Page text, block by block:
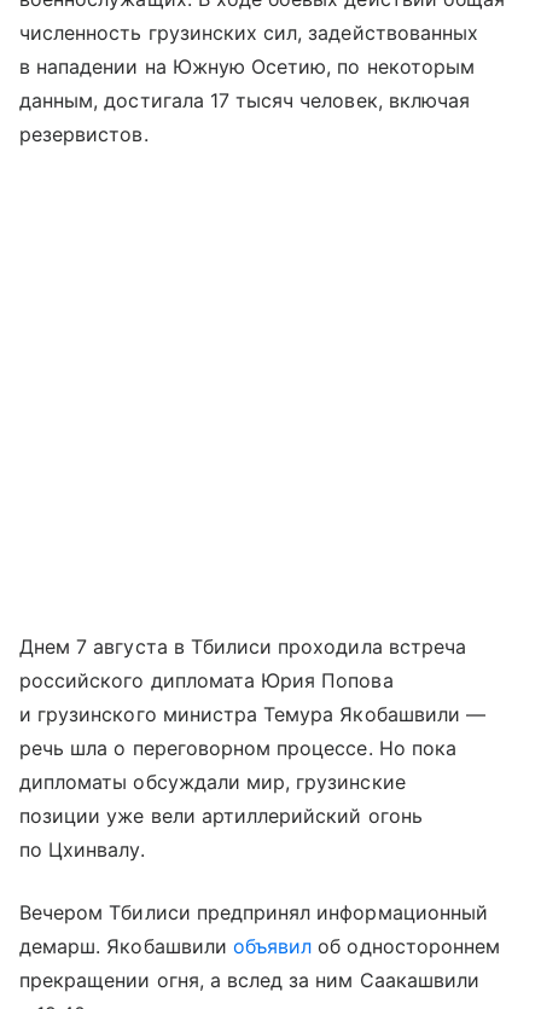
численность грузинских сил, задействованных
в нападении на Южную Осетию, по некоторым
данным, достигала 17 тысяч человек, включая
резервистов.
Днем 7 августа в Тбилиси проходила встреча
российского дипломата Юрия Попова
и грузинского министра Темура Якобашвили —
речь шла о переговорном процессе. Но пока
дипломаты обсуждали мир, грузинские
позиции уже вели артиллерийский огонь
по Цхинвалу.
Вечером Тбилиси предпринял информационный
демарш. Якобашвили объявил об одностороннем
прекращении огня, а вслед за ним Саакашвили